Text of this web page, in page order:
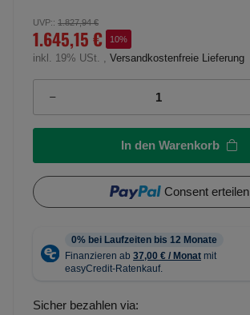
UVP:: 1.827,94 €
1.645,15 € 10%
inkl. 19% USt. , Versandkostenfreie Lieferung
In den Warenkorb
Consent erteilen
Sicher bezahlen via: